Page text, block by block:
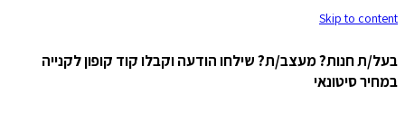
Skip to content
בעל/ת חנות? מעצב/ת? שילחו הודעה וקבלו קוד קופון לקנייה
במחיר סיטונאי